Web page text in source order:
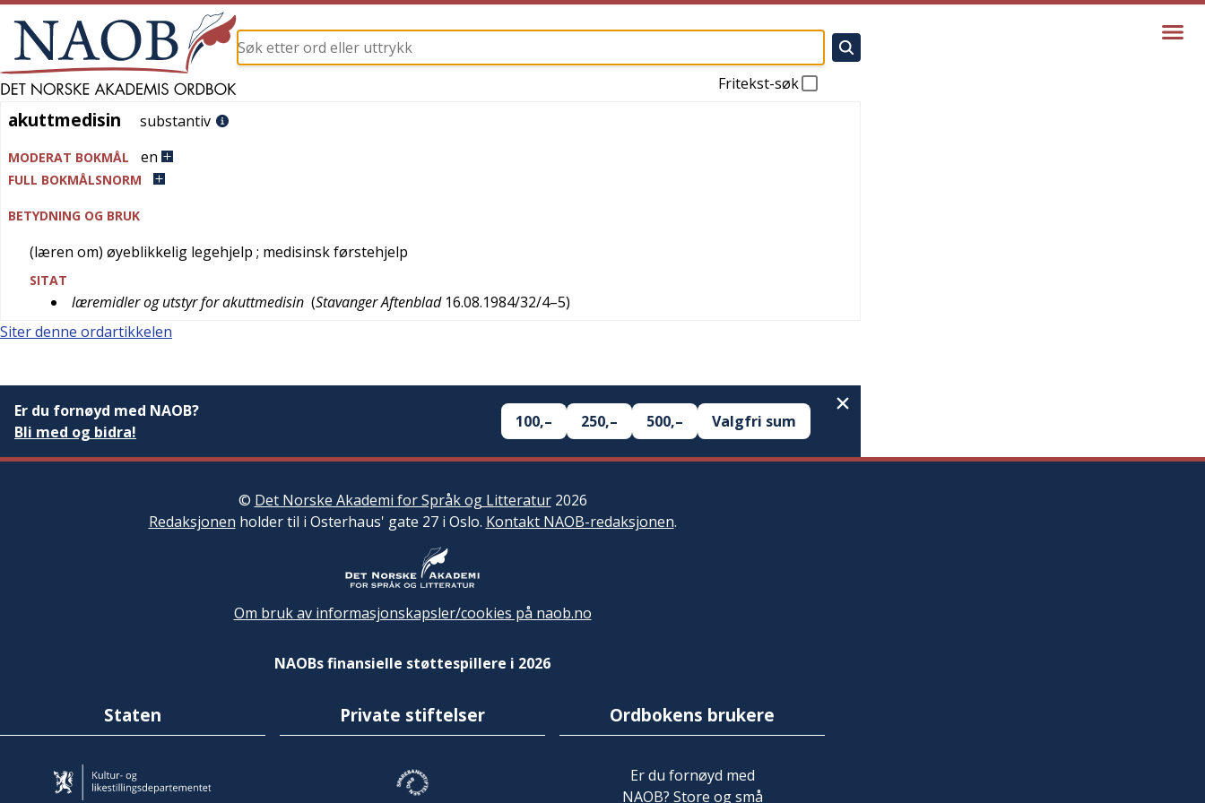
Fritekst-søk
akuttmedisin
akuttmedisin substantiv
MODERAT BOKMÅL en
FULL BOKMÅLSNORM
BETYDNING OG BRUK
(læren om) øyeblikkelig legehjelp ; medisinsk førstehjelp
SITAT
læremidler og utstyr for akuttmedisin (Stavanger Aftenblad 16.08.1984/32/4–5)
Siter denne ordartikkelen
Er du fornøyd med NAOB?
Bli med og bidra!
100,– 250,– 500,– Valgfri sum
© Det Norske Akademi for Språk og Litteratur2026
Redaksjonen holder til i Osterhaus' gate 27 i Oslo. Kontakt NAOB-redaksjonen.
Om bruk av informasjonskapsler/cookies på naob.no
NAOBs finansielle støttespillere i 2026
Staten Private stiftelser Ordbokens brukere
Er du fornøyd med
NAOB? Store og små